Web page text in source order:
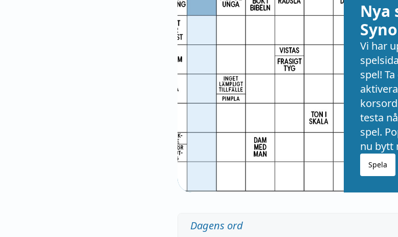
Nya
Vi har
spel!
testa
spel.
nu bytt
Spela
Dagens ord